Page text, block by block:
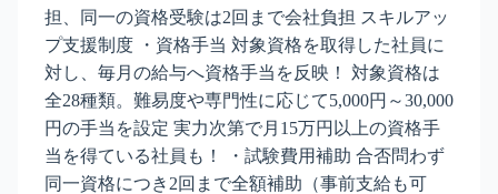
担、同一の資格受験は2回まで会社負担 スキルアッ
プ支援制度 ・資格手当 対象資格を取得した社員に
対し、毎月の給与へ資格手当を反映！ 対象資格は
全28種類。難易度や専門性に応じて5,000円～30,000
円の手当を設定 実力次第で月15万円以上の資格手
当を得ている社員も！ ・試験費用補助 合否問わず
同一資格につき2回まで全額補助（事前支給も可